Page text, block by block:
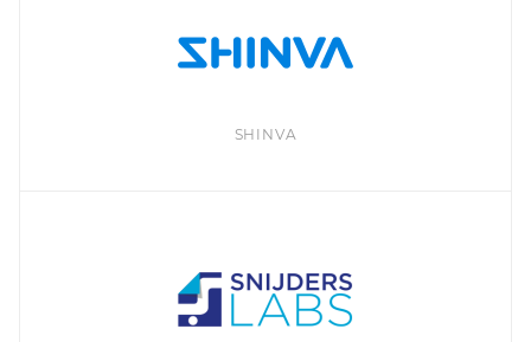
SHINVA